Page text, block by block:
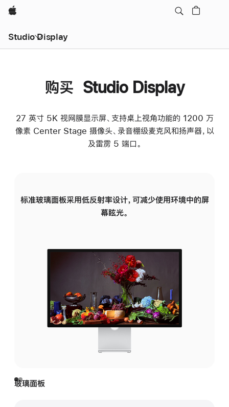
Apple
Studio Display
购买 Studio Display
27 英寸 5K 视网膜显示屏、支持桌上视角功能的 1200 万
像素 Center Stage 摄像头、录音棚级麦克风和扬声器，以
及雷雳 5 端口。
标准玻璃面板采用低反射率设计，可减少使用环境中的屏
幕眩光。
玻璃面板